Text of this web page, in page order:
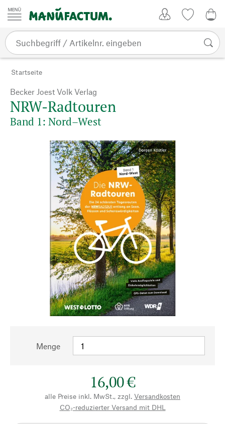
Zum Inhalt springen
Startseite
Becker Joest Volk Verlag
NRW-Radtouren
Band 1: Nord–West
Menge
16,00 €
alle Preise inkl. MwSt., zzgl. Versandkosten
CO₂-reduzierter Versand mit DHL